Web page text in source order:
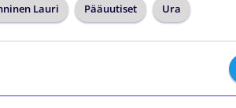
Lauri Pääuutiset Ura